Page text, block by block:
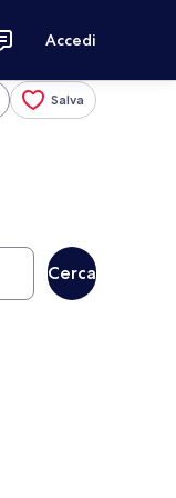
Accedi
Salva
Cerca